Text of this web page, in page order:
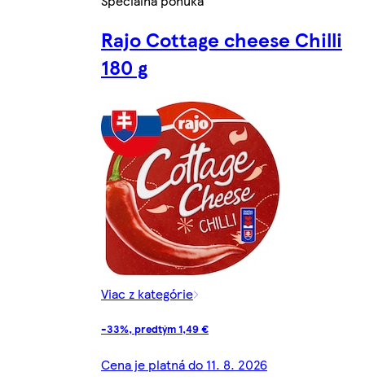
Rajo Cottage cheese Chilli
180 g
Viac z kategórie
-33%, predtým 1,49 €
Cena je platná do 11. 8. 2026